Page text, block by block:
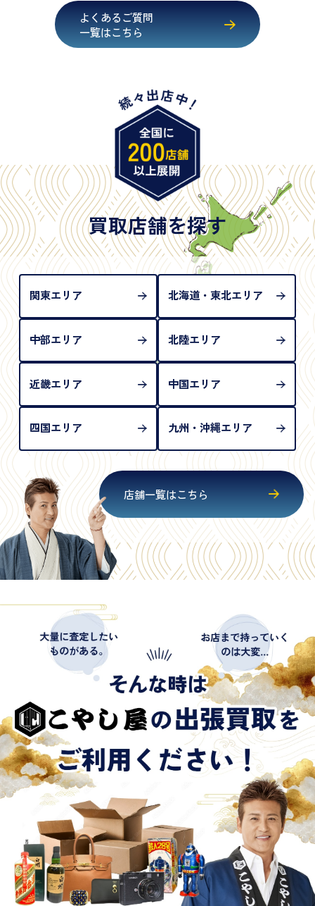
・健康保険証確認書
・マイナンバーカード
・在留カード
・旧パスポート
※原則として「公的機関が発行し、氏名、住所、生
年月日が記載されているもの
※日本国政府発行のもの
※2020年2月4日以降に申請された新型パスポートに
は「所持人記入欄（住所記載欄）」が存在しないた
め、単体では古物営業法上の本人確認書類として認
められない（住所確認ができないため）。補助書類
が必要となります
よくあるご質問
一覧はこちら
買取店舗を探す
関東エリア 北海道・東北エリア
中部エリア 北陸エリア
近畿エリア 中国エリア
四国エリア 九州・沖縄エリア
店舗一覧はこちら